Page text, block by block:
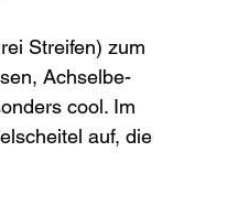
Streifen) zum
Achselbe-
cool. Im
auf, die